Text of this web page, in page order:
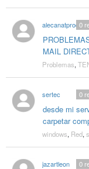
alecanatprod
MAIL
0
Problemas,
sertec
desde mi
carpetar
0
windows, Red,
jazartleon 0